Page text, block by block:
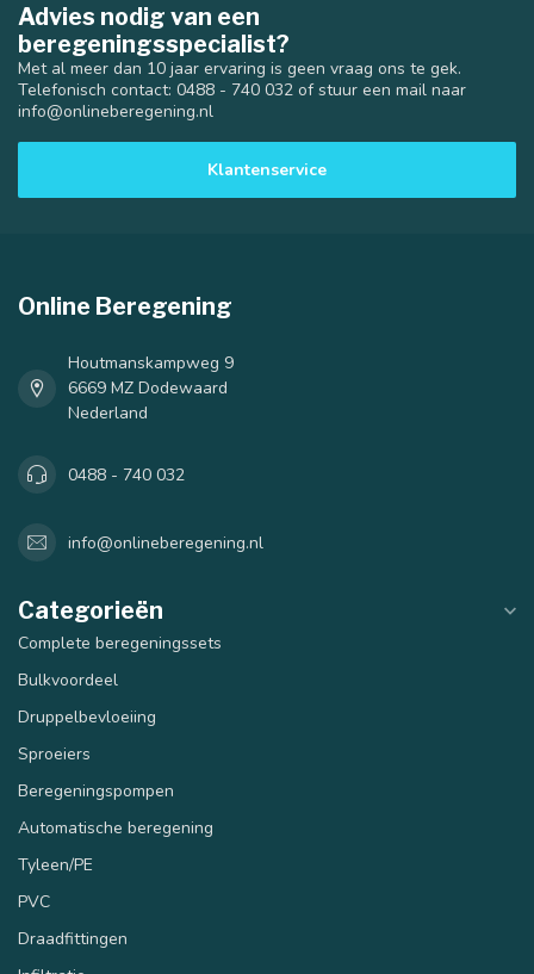
Advies nodig van een
beregeningsspecialist?
Met al meer dan 10 jaar ervaring is geen vraag ons te gek.
Telefonisch contact: 0488 - 740 032 of stuur een mail naar
info@onlineberegening.nl
Klantenservice
Online Beregening
Houtmanskampweg 9
6669 MZ Dodewaard
Nederland
0488 - 740 032
info@onlineberegening.nl
Categorieën
Complete beregeningssets
Bulkvoordeel
Druppelbevloeiing
Sproeiers
Beregeningspompen
Automatische beregening
Tyleen/PE
PVC
Draadfittingen